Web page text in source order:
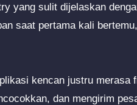
yang sulit dijelaskan
saat pertama kali
kencan justru
dan mengirim